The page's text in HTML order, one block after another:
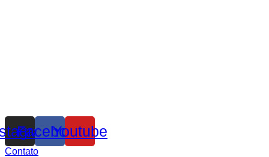
Facebook
Youtube
Contato